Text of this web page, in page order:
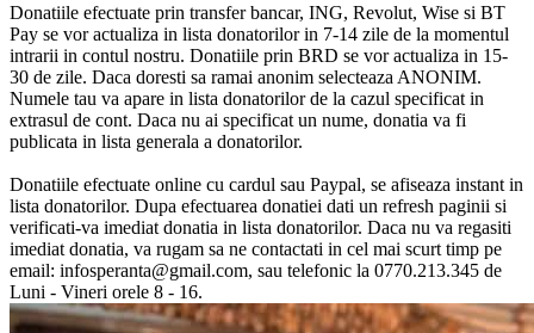
Donatiile efectuate prin transfer bancar, ING, Revolut, Wise si BT
Pay se vor actualiza in lista donatorilor in 7-14 zile de la momentul
intrarii in contul nostru. Donatiile prin BRD se vor actualiza in 15-
30 de zile. Daca doresti sa ramai anonim selecteaza ANONIM.
Numele tau va apare in lista donatorilor de la cazul specificat in
extrasul de cont. Daca nu ai specificat un nume, donatia va fi
publicata in lista generala a donatorilor.
Donatiile efectuate online cu cardul sau Paypal, se afiseaza instant in
lista donatorilor. Dupa efectuarea donatiei dati un refresh paginii si
verificati-va imediat donatia in lista donatorilor. Daca nu va regasiti
imediat donatia, va rugam sa ne contactati in cel mai scurt timp pe
email: infosperanta@gmail.com, sau telefonic la 0770.213.345 de
Luni - Vineri orele 8 - 16.